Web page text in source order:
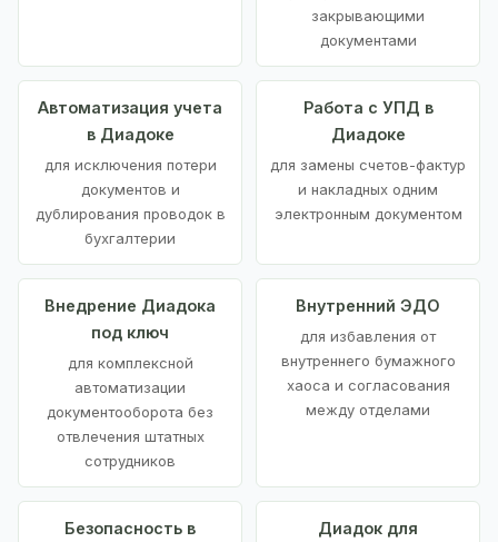
закрывающими
документами
Автоматизация учета
в Диадоке
для исключения потери
документов и
дублирования проводок в
бухгалтерии
Работа с УПД в
Диадоке
для замены счетов-фактур
и накладных одним
электронным документом
Внедрение Диадока
под ключ
для комплексной
автоматизации
документооборота без
отвлечения штатных
сотрудников
Внутренний ЭДО
для избавления от
внутреннего бумажного
хаоса и согласования
между отделами
Безопасность в
Диадок для